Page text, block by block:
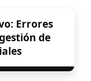
Errores
de